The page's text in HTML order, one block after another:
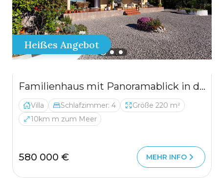
Heißes Angebot
Familienhaus mit Panoramablick in der Nature
Villa Schlafzimmer: 4
Größe 220 m²
10km m zum Meer
580 000 € MEHR INFO